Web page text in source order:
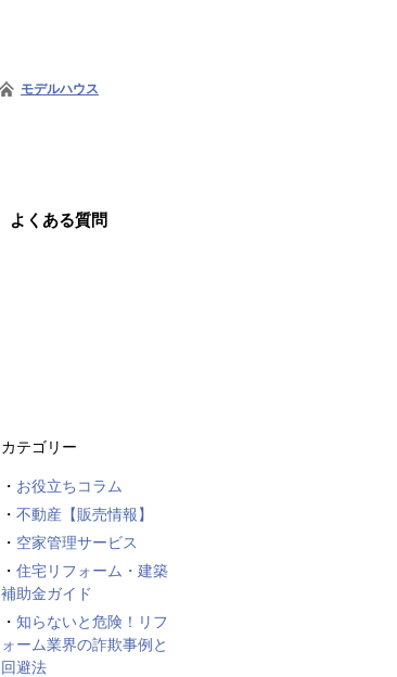
モデルハウス
よくある質問
カテゴリー
お役立ちコラム
不動産【販売情報】
空家管理サービス
住宅リフォーム・建築
補助金ガイド
知らないと危険！リフ
ォーム業界の詐欺事例と
回避法